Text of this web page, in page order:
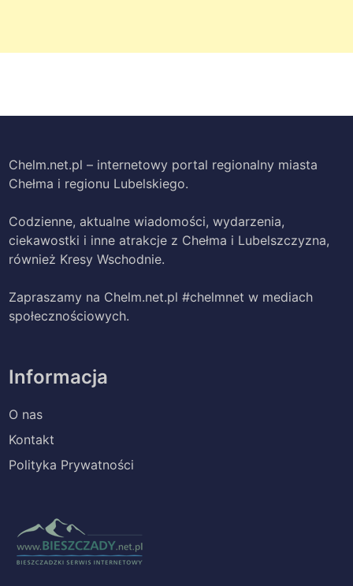
Chelm.net.pl – internetowy portal regionalny miasta
Chełma i regionu Lubelskiego.
Codzienne, aktualne wiadomości, wydarzenia,
ciekawostki i inne atrakcje z Chełma i Lubelszczyzna,
również Kresy Wschodnie.
Zapraszamy na Chelm.net.pl #chelmnet w mediach
społecznościowych.
Informacja
O nas
Kontakt
Polityka Prywatności